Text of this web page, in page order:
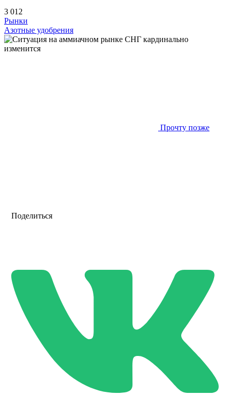
3 012
Рынки
Азотные удобрения
Прочту позже
Поделиться